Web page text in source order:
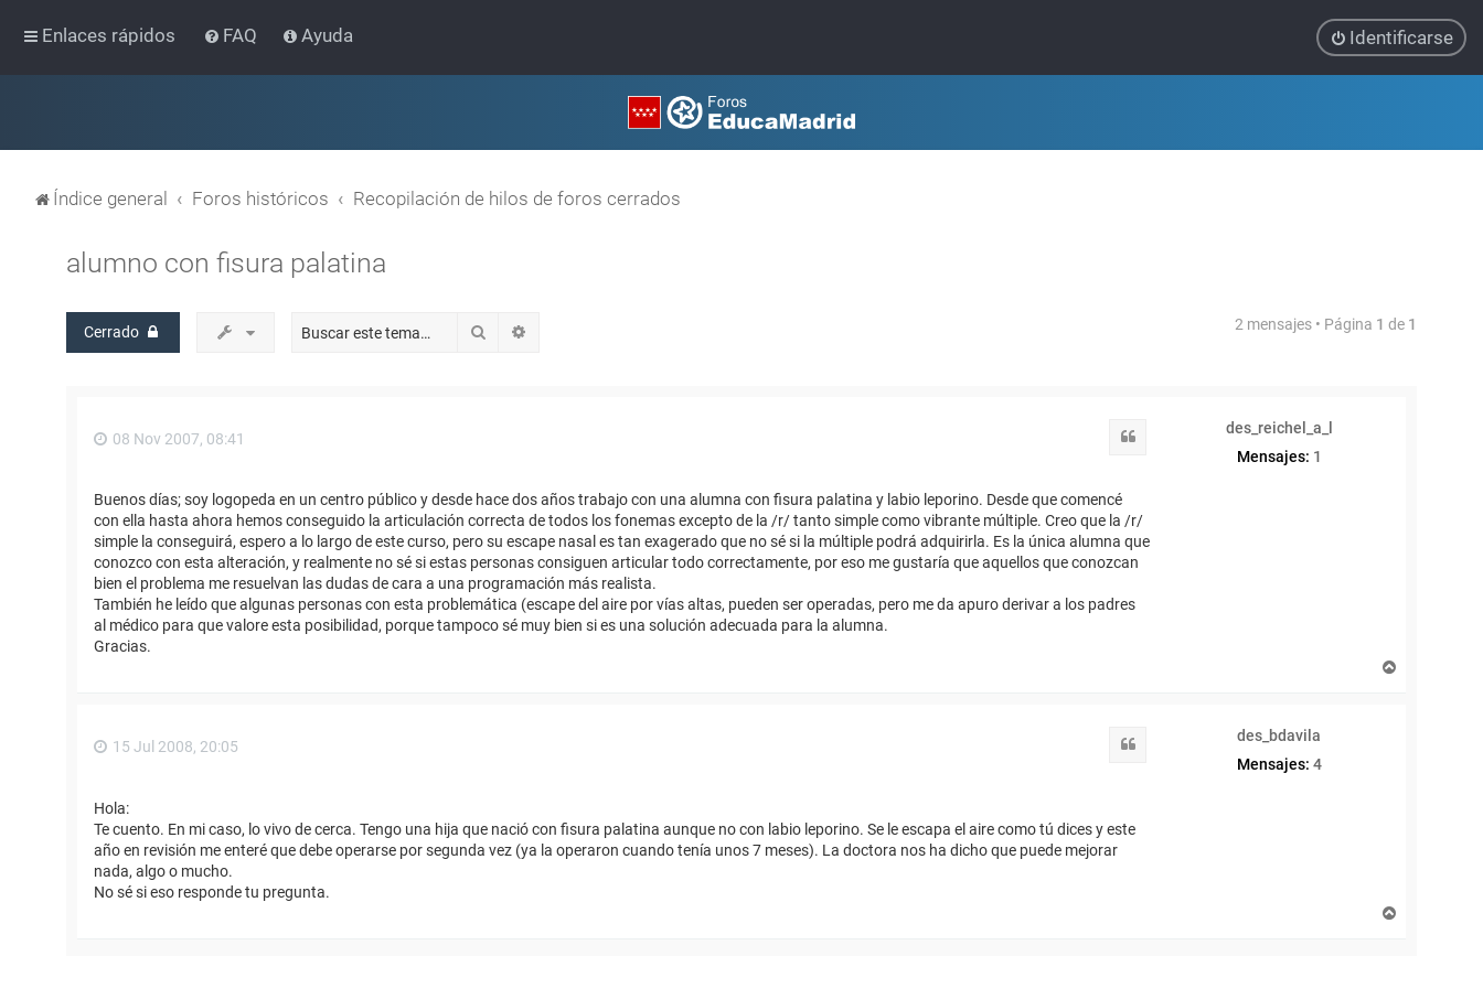
Enlaces rápidos FAQ Ayuda Identificarse
Índice general Foros históricos Recopilación de hilos de foros cerrados
alumno con fisura palatina
Cerrado Buscar 2 mensajes • Página 1 de 1
des_reichel_a_l
Mensajes: 1
08 Nov 2007, 08:41
Buenos días; soy logopeda en un centro público y desde hace dos años trabajo con una alumna con fisura palatina y labio leporino. Desde que comencé
con ella hasta ahora hemos conseguido la articulación correcta de todos los fonemas excepto de la /r/ tanto simple como vibrante múltiple. Creo que la /r/
simple la conseguirá, espero a lo largo de este curso, pero su escape nasal es tan exagerado que no sé si la múltiple podrá adquirirla. Es la única alumna que
conozco con esta alteración, y realmente no sé si estas personas consiguen articular todo correctamente, por eso me gustaría que aquellos que conozcan
bien el problema me resuelvan las dudas de cara a una programación más realista.
También he leído que algunas personas con esta problemática (escape del aire por vías altas, pueden ser operadas, pero me da apuro derivar a los padres
al médico para que valore esta posibilidad, porque tampoco sé muy bien si es una solución adecuada para la alumna.
Gracias.
des_bdavila
Mensajes: 4
15 Jul 2008, 20:05
Hola:
Te cuento. En mi caso, lo vivo de cerca. Tengo una hija que nació con fisura palatina aunque no con labio leporino. Se le escapa el aire como tú dices y este
año en revisión me enteré que debe operarse por segunda vez (ya la operaron cuando tenía unos 7 meses). La doctora nos ha dicho que puede mejorar
nada, algo o mucho.
No sé si eso responde tu pregunta.